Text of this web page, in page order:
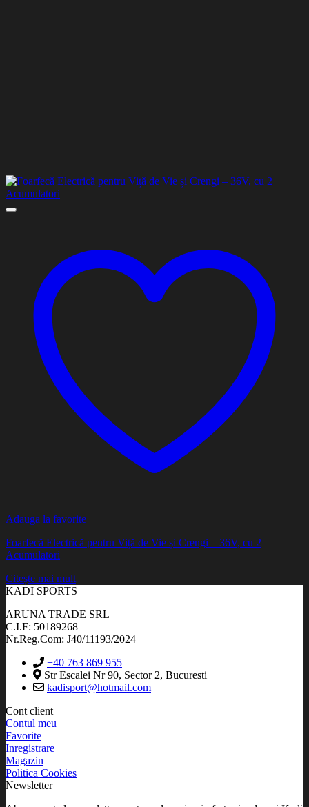
Adauga la favorite
Foarfecă Electrică pentru Viță de Vie și Crengi – 36V, cu 2
Acumulatori
Citește mai mult
KADI SPORTS
ARUNA TRADE SRL
C.I.F: 50189268
Nr.Reg.Com: J40/11193/2024
+40 763 869 955
Str Escalei Nr 90, Sector 2, Bucuresti
kadisport@hotmail.com
Cont client
Contul meu
Favorite
Inregistrare
Magazin
Politica Cookies
Newsletter